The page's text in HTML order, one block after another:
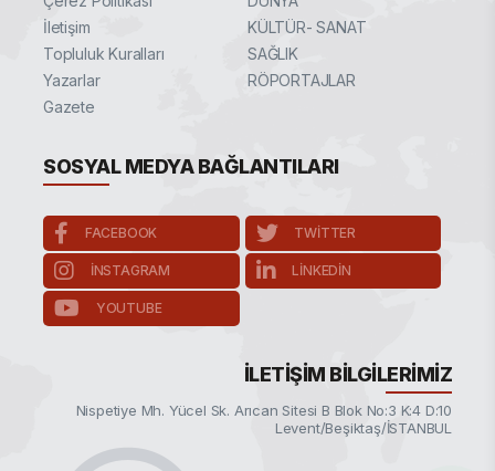
İletişim
Topluluk Kuralları
Yazarlar
Gazete
KÜLTÜR- SANAT
SAĞLIK
RÖPORTAJLAR
SOSYAL MEDYA BAĞLANTILARI
FACEBOOK TWITTER
INSTAGRAM LINKEDIN
YOUTUBE
İLETIŞIM BILGILERIMIZ
Nispetiye Mh. Yücel Sk. Arıcan Sitesi B Blok No:3 K:4 D:10
Levent/Beşiktaş/İSTANBUL